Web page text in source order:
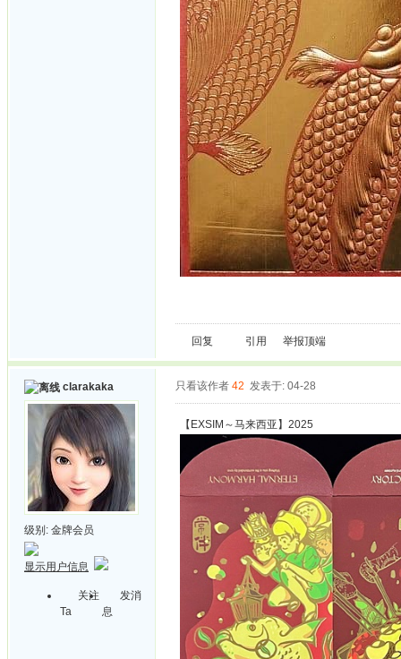
回复 引用 举报顶端
clarakaka
级别: 金牌会员
显示用户信息
关注
Ta
发消
息
只看该作者 42 发表于: 04-28
【EXSIM～马来西亚】2025